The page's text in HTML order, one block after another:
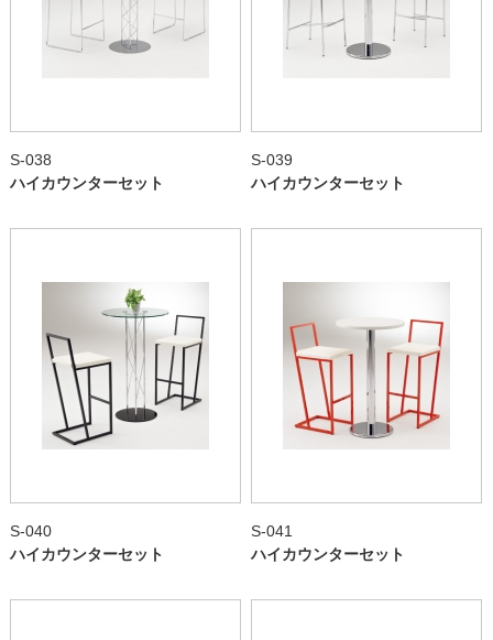
S-038
ハイカウンターセット
S-039
ハイカウンターセット
S-040
ハイカウンターセット
S-041
ハイカウンターセット